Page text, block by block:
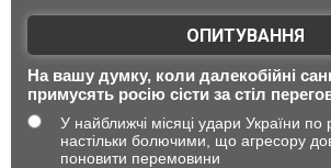
ОПИТУВАННЯ
На вашу думку, коли далекобійні
примусять росію сісти за стіл
У найближчі місяці удари України по
настільки болючими, що агресору
поновити перемовини